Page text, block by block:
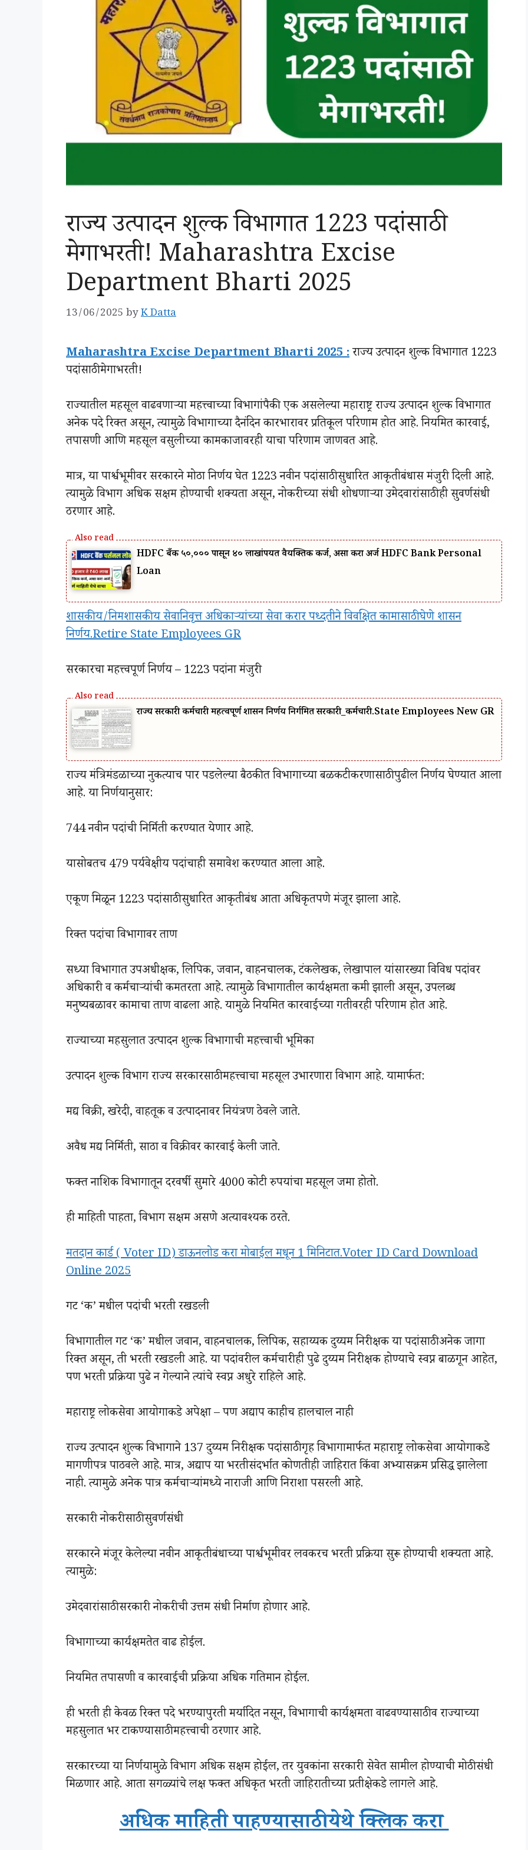
राज्य उत्पादन शुल्क विभागात 1223 पदांसाठी
मेगाभरती! Maharashtra Excise
Department Bharti 2025
13/06/2025 byK Datta
Maharashtra Excise Department Bharti 2025 :राज्य उत्पादन शुल्क विभागात 1223
पदांसाठी मेगाभरती!
राज्यातील महसूल वाढवणाऱ्या महत्त्वाच्या विभागांपैकी एक असलेल्या महाराष्ट्र राज्य उत्पादन शुल्क विभागात
अनेक पदे रिक्त असून, त्यामुळे विभागाच्या दैनंदिन कारभारावर प्रतिकूल परिणाम होत आहे. नियमित कारवाई,
तपासणी आणि महसूल वसुलीच्या कामकाजावरही याचा परिणाम जाणवत आहे.
मात्र, या पार्श्वभूमीवर सरकारने मोठा निर्णय घेत 1223 नवीन पदांसाठी सुधारित आकृतीबंधास मंजुरी दिली आहे.
त्यामुळे विभाग अधिक सक्षम होण्याची शक्यता असून, नोकरीच्या संधी शोधणाऱ्या उमेदवारांसाठी ही सुवर्णसंधी
ठरणार आहे.
HDFC बँक ₹५०,००० पासून ₹४० लाखांपर्यंत वैयक्तिक कर्ज, असा करा अर्ज HDFC Bank Personal
Loan
शासकीय/निमशासकीय सेवानिवृत्त अधिकाऱ्यांच्या सेवा करार पध्दतीने विवक्षित कामासाठी घेणे शासन
निर्णय.Retire State Employees GR
सरकारचा महत्त्वपूर्ण निर्णय – 1223 पदांना मंजुरी
राज्य सरकारी कर्मचारी महत्वपूर्ण शासन निर्णय निर्गमित सरकारी_कर्मचारी.State Employees New GR
राज्य मंत्रिमंडळाच्या नुकत्याच पार पडलेल्या बैठकीत विभागाच्या बळकटीकरणासाठी पुढील निर्णय घेण्यात आला
आहे. या निर्णयानुसार:
744 नवीन पदांची निर्मिती करण्यात येणार आहे.
यासोबतच 479 पर्यवेक्षीय पदांचाही समावेश करण्यात आला आहे.
एकूण मिळून 1223 पदांसाठी सुधारित आकृतीबंध आता अधिकृतपणे मंजूर झाला आहे.
रिक्त पदांचा विभागावर ताण
सध्या विभागात उपअधीक्षक, लिपिक, जवान, वाहनचालक, टंकलेखक, लेखापाल यांसारख्या विविध पदांवर
अधिकारी व कर्मचाऱ्यांची कमतरता आहे. त्यामुळे विभागातील कार्यक्षमता कमी झाली असून, उपलब्ध
मनुष्यबळावर कामाचा ताण वाढला आहे. यामुळे नियमित कारवाईच्या गतीवरही परिणाम होत आहे.
राज्याच्या महसुलात उत्पादन शुल्क विभागाची महत्त्वाची भूमिका
उत्पादन शुल्क विभाग राज्य सरकारसाठी महत्त्वाचा महसूल उभारणारा विभाग आहे. यामार्फत:
मद्य विक्री, खरेदी, वाहतूक व उत्पादनावर नियंत्रण ठेवले जाते.
अवैध मद्य निर्मिती, साठा व विक्रीवर कारवाई केली जाते.
फक्त नाशिक विभागातून दरवर्षी सुमारे 4000 कोटी रुपयांचा महसूल जमा होतो.
ही माहिती पाहता, विभाग सक्षम असणे अत्यावश्यक ठरते.
मतदान कार्ड ( Voter ID) डाऊनलोड करा मोबाईल मधून 1 मिनिटात.Voter ID Card Download
Online 2025
गट ‘क’ मधील पदांची भरती रखडली
विभागातील गट ‘क’ मधील जवान, वाहनचालक, लिपिक, सहाय्यक दुय्यम निरीक्षक या पदांसाठी अनेक जागा
रिक्त असून, ती भरती रखडली आहे. या पदांवरील कर्मचारीही पुढे दुय्यम निरीक्षक होण्याचे स्वप्न बाळगून आहेत,
पण भरती प्रक्रिया पुढे न गेल्याने त्यांचे स्वप्न अधुरे राहिले आहे.
महाराष्ट्र लोकसेवा आयोगाकडे अपेक्षा – पण अद्याप काहीच हालचाल नाही
राज्य उत्पादन शुल्क विभागाने 137 दुय्यम निरीक्षक पदांसाठी गृह विभागामार्फत महाराष्ट्र लोकसेवा आयोगाकडे
मागणीपत्र पाठवले आहे. मात्र, अद्याप या भरतीसंदर्भात कोणतीही जाहिरात किंवा अभ्यासक्रम प्रसिद्ध झालेला
नाही. त्यामुळे अनेक पात्र कर्मचाऱ्यांमध्ये नाराजी आणि निराशा पसरली आहे.
सरकारी नोकरीसाठी सुवर्णसंधी
सरकारने मंजूर केलेल्या नवीन आकृतीबंधाच्या पार्श्वभूमीवर लवकरच भरती प्रक्रिया सुरू होण्याची शक्यता आहे.
त्यामुळे:
उमेदवारांसाठी सरकारी नोकरीची उत्तम संधी निर्माण होणार आहे.
विभागाच्या कार्यक्षमतेत वाढ होईल.
नियमित तपासणी व कारवाईची प्रक्रिया अधिक गतिमान होईल.
ही भरती ही केवळ रिक्त पदे भरण्यापुरती मर्यादित नसून, विभागाची कार्यक्षमता वाढवण्यासाठी व राज्याच्या
महसुलात भर टाकण्यासाठी महत्त्वाची ठरणार आहे.
सरकारच्या या निर्णयामुळे विभाग अधिक सक्षम होईल, तर युवकांना सरकारी सेवेत सामील होण्याची मोठी संधी
मिळणार आहे. आता सगळ्यांचे लक्ष फक्त अधिकृत भरती जाहिरातीच्या प्रतीक्षेकडे लागले आहे.
अधिक माहिती पाहण्यासाठी येथे क्लिक करा